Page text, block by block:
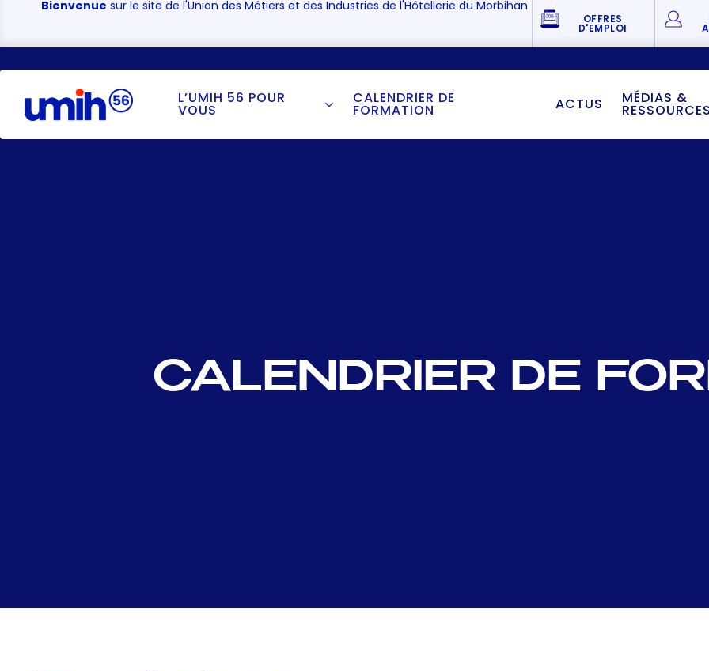
Bienvenue sur le site de l'Union des Métiers et des Industries de l'Hôtellerie du Morbihan
OFFRES
D'EMPLOI
L’UMIH 56 POUR
VOUS
CALENDRIER DE
FORMATION ACTUS MÉDIAS &
RESSOURCES
CALENDRIER DE